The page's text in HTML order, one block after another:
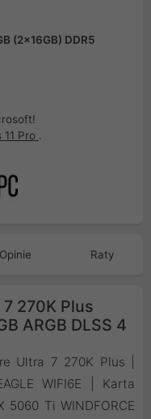
(2x16GB) DDR5
Pro .
Opinie Raty
270K Plus
ARGB DLSS 4
Ultra 7 270K Plus |
WIFI6E | Karta
5060 Ti WINDFORCE